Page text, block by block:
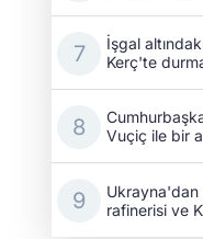
İşgal
Kerç'te
Vuçiç ile bir
rafinerisi ve